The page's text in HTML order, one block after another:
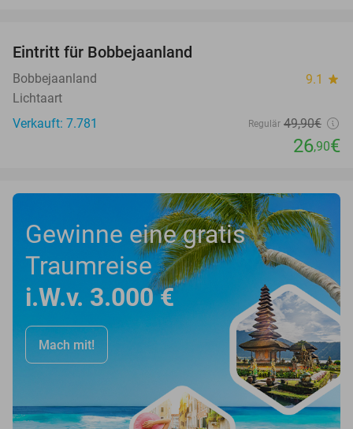
Eintritt für Bobbejaanland
Bobbejaanland 9.1 star
Lichtaart
Verkauft: 7.781
Regulär 49,90€
26,90€
Gewinne eine gratis
Traumreise
i.W.v. 3.000 €
Mach mit!